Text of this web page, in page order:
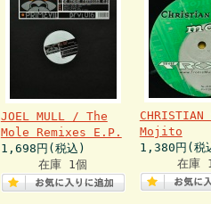
JOEL MULL / The
Mole Remixes E.P.
1,698円(税込)
在庫 1個
Mojito
1,380円(税
在庫